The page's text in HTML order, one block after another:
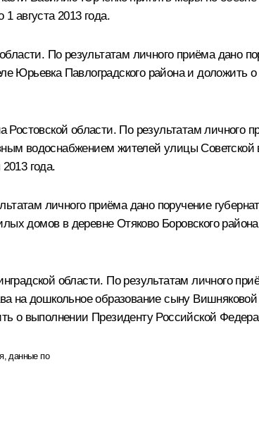
августа 2013 года.
По результатам личного приёма дано
Павлоградского района и доложить
области. По результатам личного
водоснабжением жителей улицы Советской
года.
личного приёма дано поручение
домов в деревне Отяково Боровского
области. По результатам личного
на дошкольное образование сыну
о выполнении Президенту Российской
данные по